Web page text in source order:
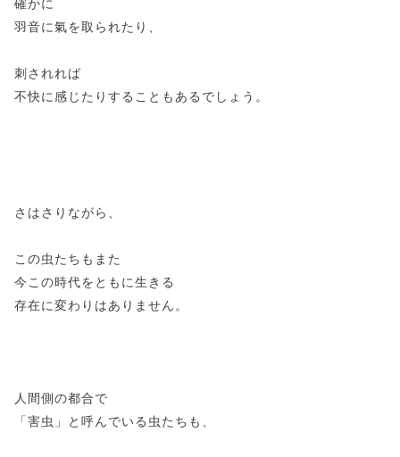
​確かに
羽音に氣を取られたり、
刺されれば
不快に感じたりすることもあるでしょう。
さはさりながら、
この虫たちもまた
今この時代をともに生きる
存在に変わりはありません。
人間側の都合で
「害虫」と呼んでいる虫たちも、